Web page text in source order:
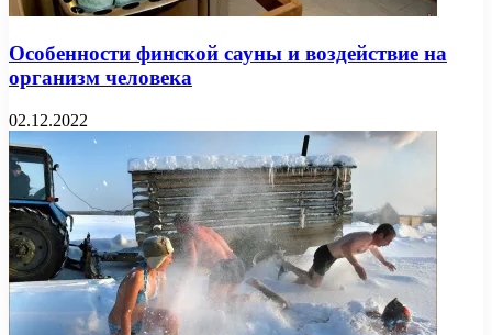
Особенности финской сауны и воздействие на
организм человека
02.12.2022